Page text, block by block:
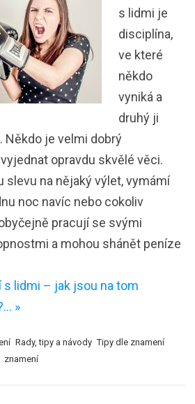
s lidmi je
disciplína,
ve které
někdo
vyniká a
druhý ji
Někdo je velmi dobrý
opravdu skvělé věci.
slevu na nějaký výlet, vymámí
noc navíc nebo cokoliv
pracují se svými
a mohou shánět peníze
s lidmi – jak jsou na tom
»
Rady, tipy a návody Tipy dle znamení
znamení